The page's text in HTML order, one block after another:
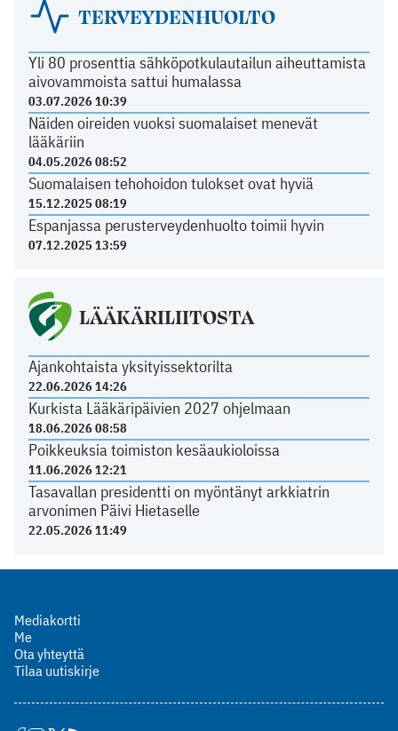
TERVEYDENHUOLTO
Yli 80 prosenttia sähköpotkulautailun aiheuttamista
aivovammoista sattui humalassa
03.07.2026 10:39
Näiden oireiden vuoksi suomalaiset menevät
lääkäriin
04.05.2026 08:52
Suomalaisen tehohoidon tulokset ovat hyviä
15.12.2025 08:19
Espanjassa perusterveydenhuolto toimii hyvin
07.12.2025 13:59
LÄÄKÄRILIITOSTA
Ajankohtaista yksityissektorilta
22.06.2026 14:26
Kurkista Lääkäripäivien 2027 ohjelmaan
18.06.2026 08:58
Poikkeuksia toimiston kesäaukioloissa
11.06.2026 12:21
Tasavallan presidentti on myöntänyt arkkiatrin
arvonimen Päivi Hietaselle
22.05.2026 11:49
Mediakortti
Me
Ota yhteyttä
Tilaa uutiskirje